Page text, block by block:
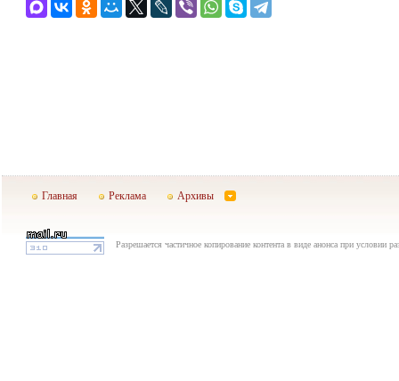
Главная Реклама Архивы
Разрешается частичное копирование контента в виде анонса при условии